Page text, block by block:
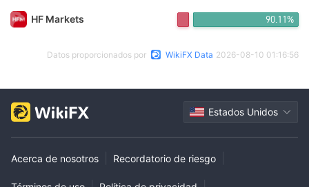
HF Markets 90.11%
Datos proporcionados por WikiFX Data 2026-08-10 01:16:56
Estados Unidos
Acerca de nosotros Recordatorio de riesgo